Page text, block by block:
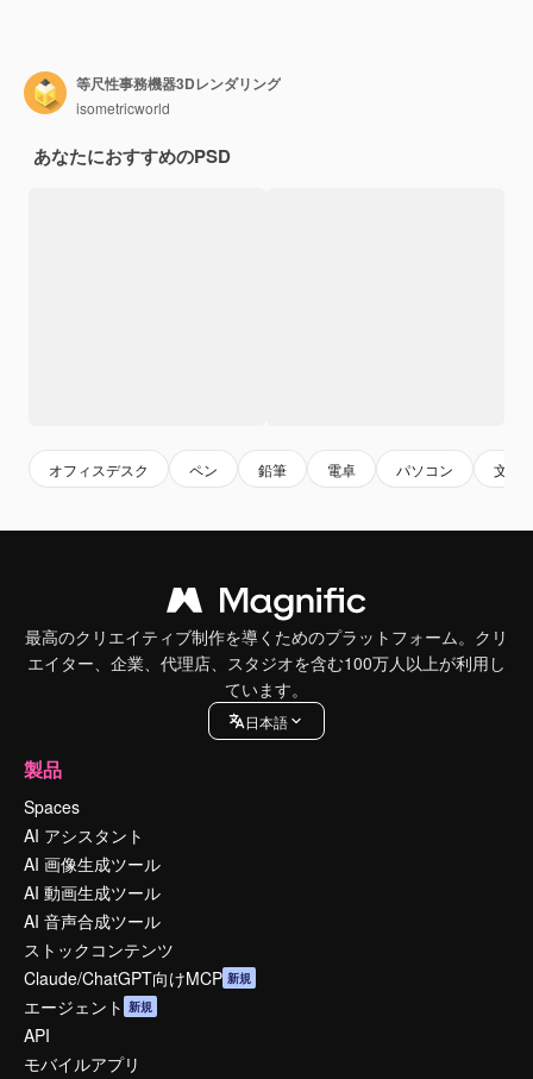
等尺性事務機器3Dレンダリング
isometricworld
あなたにおすすめのPSD
オフィスデスク ペン 鉛筆 電卓 パソコン 文房
最高のクリエイティブ制作を導くためのプラットフォーム。クリ
エイター、企業、代理店、スタジオを含む100万人以上が利用し
ています。
日本語
製品
Spaces
AI アシスタント
AI 画像生成ツール
AI 動画生成ツール
AI 音声合成ツール
ストックコンテンツ
Claude/ChatGPT向けMCP 新規
エージェント 新規
API
モバイルアプリ